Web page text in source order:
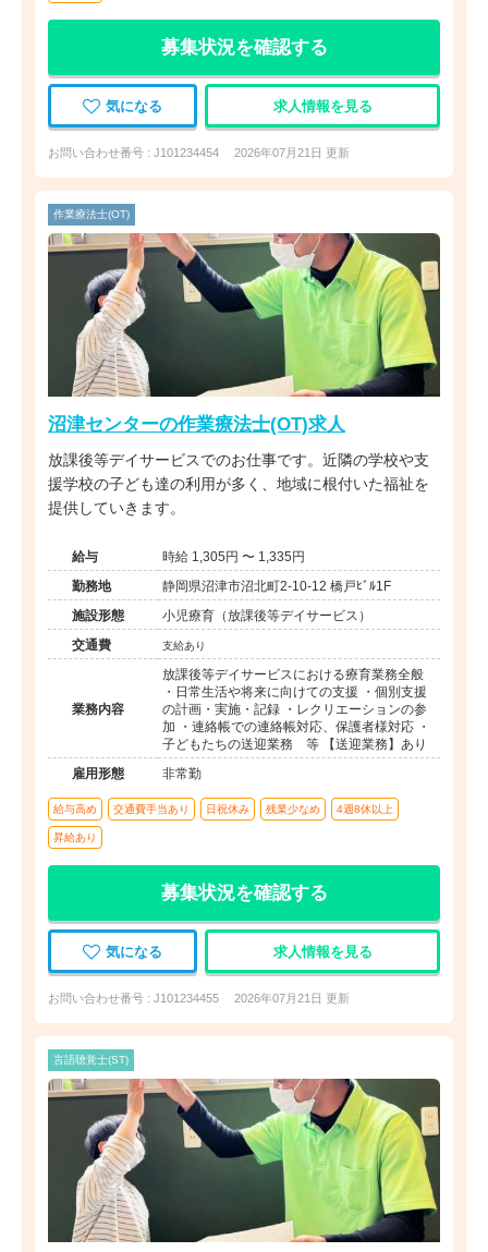
募集状況を確認する
気になる 求人情報を見る
お問い合わせ番号 : J101234454 2026年07月21日 更新
作業療法士(OT)
沼津センターの作業療法士(OT)求人
放課後等デイサービスでのお仕事です。近隣の学校や支
援学校の子ども達の利用が多く、地域に根付いた福祉を
提供していきます。
給与
時給 1,305円 〜 1,335円
勤務地
静岡県沼津市沼北町2-10-12 橋戸ﾋﾞﾙ1F
施設形態
小児療育（放課後等デイサービス）
交通費
支給あり
業務内容
放課後等デイサービスにおける療育業務全般
・日常生活や将来に向けての支援 ・個別支援
の計画・実施・記録 ・レクリエーションの参
加 ・連絡帳での連絡帳対応、保護者様対応 ・
子どもたちの送迎業務 等 【送迎業務】あり
雇用形態
非常勤
給与高め 交通費手当あり 日祝休み 残業少なめ 4週8休以上
昇給あり
募集状況を確認する
気になる 求人情報を見る
お問い合わせ番号 : J101234455 2026年07月21日 更新
言語聴覚士(ST)